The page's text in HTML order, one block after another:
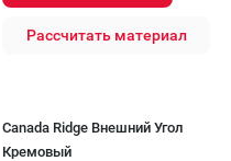
Рассчитать материал
Canada Ridge Внешний Угол
Кремовый